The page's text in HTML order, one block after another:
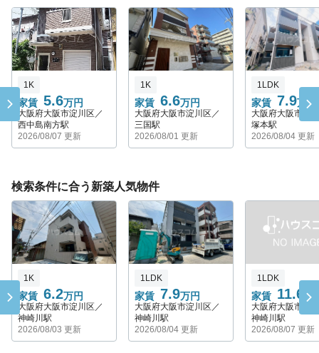
1K
家賃 5.6万円
大阪府大阪市淀川区／
西中島南方駅
2026/08/07 更新
1K
家賃 6.6万円
大阪府大阪市淀川区／
三国駅
2026/08/01 更新
1LDK
家賃 7.9万円
大阪府大阪市淀
塚本駅
2026/08/04 更新
検索条件に合う新築人気物件
1K
家賃 6.2万円
大阪府大阪市淀川区／
神崎川駅
2026/08/03 更新
1LDK
家賃 7.9万円
大阪府大阪市淀川区／
神崎川駅
2026/08/04 更新
1LDK
家賃 11.6 万
大阪府大阪市淀
神崎川駅
2026/08/07 更新